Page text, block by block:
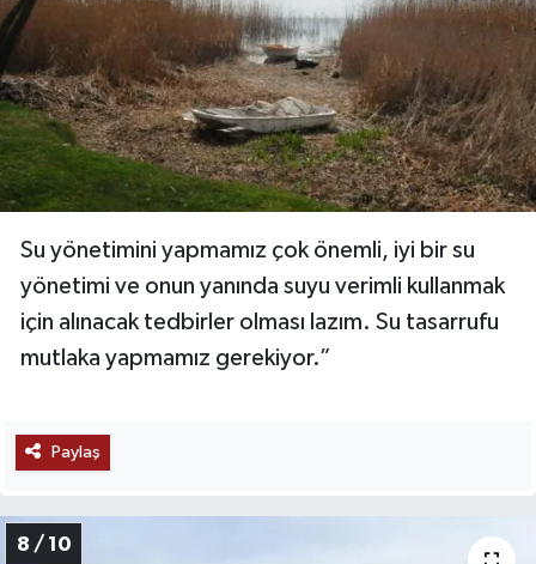
Su yönetimini yapmamız çok önemli, iyi bir su
yönetimi ve onun yanında suyu verimli kullanmak
için alınacak tedbirler olması lazım. Su tasarrufu
mutlaka yapmamız gerekiyor.”
Paylaş
8 / 10